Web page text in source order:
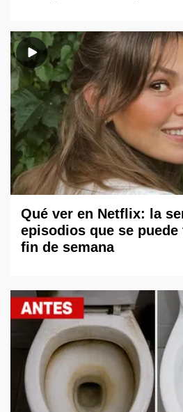
Qué ver en Netflix: la
episodios que se
fin de semana